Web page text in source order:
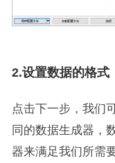
2.设置数据的格式
点击下一步，我们
同的数据生成器，
器来满足我们所需